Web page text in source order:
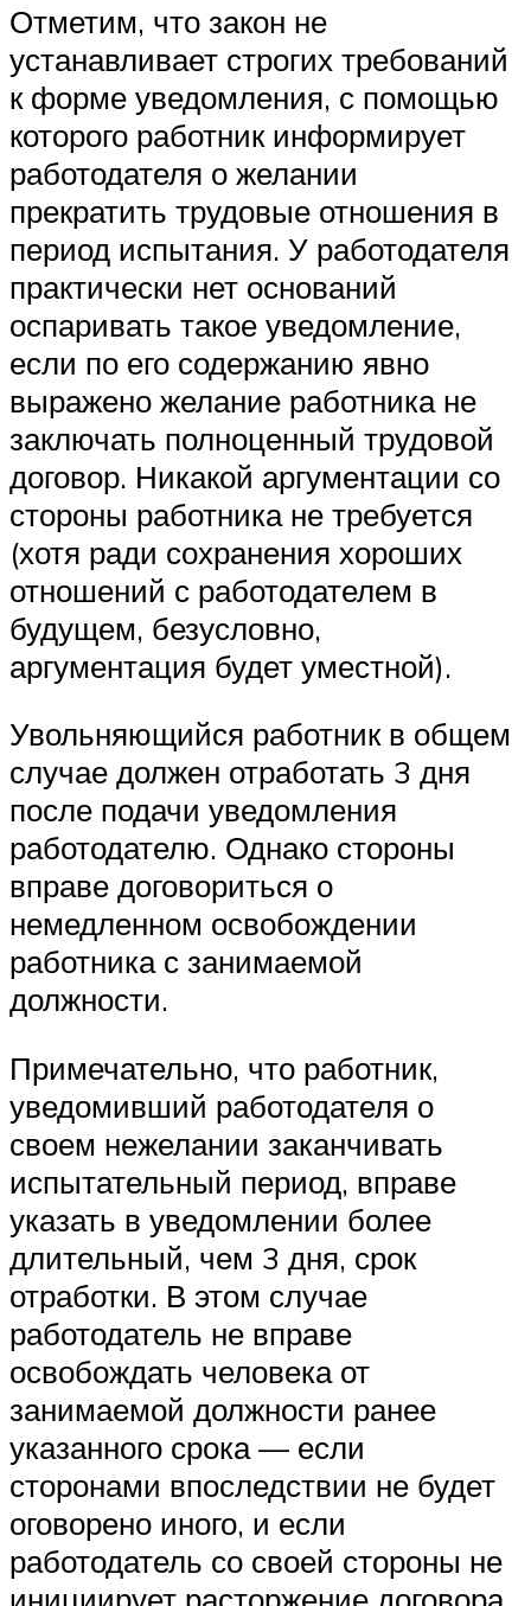
Отметим, что закон не
устанавливает строгих требований
к форме уведомления, с помощью
которого работник информирует
работодателя о желании
прекратить трудовые отношения в
период испытания. У работодателя
практически нет оснований
оспаривать такое уведомление,
если по его содержанию явно
выражено желание работника не
заключать полноценный трудовой
договор. Никакой аргументации со
стороны работника не требуется
(хотя ради сохранения хороших
отношений с работодателем в
будущем, безусловно,
аргументация будет уместной).
Увольняющийся работник в общем
случае должен отработать 3 дня
после подачи уведомления
работодателю. Однако стороны
вправе договориться о
немедленном освобождении
работника с занимаемой
должности.
Примечательно, что работник,
уведомивший работодателя о
своем нежелании заканчивать
испытательный период, вправе
указать в уведомлении более
длительный, чем 3 дня, срок
отработки. В этом случае
работодатель не вправе
освобождать человека от
занимаемой должности ранее
указанного срока — если
сторонами впоследствии не будет
оговорено иного, и если
работодатель со своей стороны не